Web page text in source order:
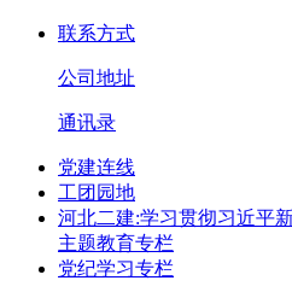
联系方式
公司地址
通讯录
党建连线
工团园地
河北二建:学习贯彻习近平
主题教育专栏
党纪学习专栏